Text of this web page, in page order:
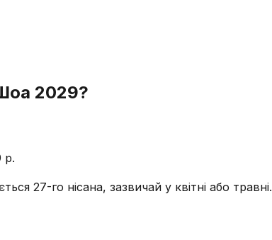
2029?
р.
27-го нісана, зазвичай у квітні або травні.